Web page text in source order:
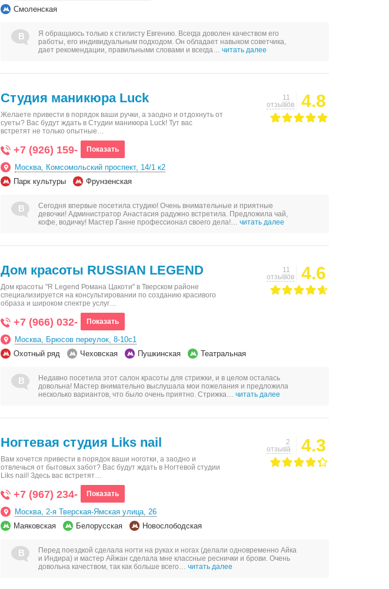
Смоленская
Я обращаюсь только к стилисту Евгению. Всегда доволен качеством его
работы, его индивидуальным подходом. Он обладает навыком советчика,
дает рекомендации, правильными словами и всегда… читать далее
Студия маникюра Luck
Желаете привести в порядок ваши ручки, а заодно и отдохнуть от
суеты? Вас будут ждать в Студии маникюра Luck! Тут вас
встретят не только опытные…
11
отзывов
4.8
+7 (926) 159- Показать
Москва, Комсомольский проспект, 14/1 к2
Парк культуры
Фрунзенская
Сегодня впервые посетила студию! Очень внимательные и приятные
девочки! Администратор Анастасия радужно встретила. Предложила чай,
кофе, водичку! Мастер Ганне профессионал своего дела!… читать далее
Дом красоты RUSSIAN LEGEND
Дом красоты "R Legend Романа Цакоти" в Тверском районе
специализируется на консультировании по созданию красивого
образа и широком спектре услуг…
11
отзывов
4.6
+7 (966) 032- Показать
Москва, Брюсов переулок, 8-10с1
Охотный ряд
Чеховская Пушкинская Театральная
Недавно посетила этот салон красоты для стрижки, и в целом осталась
довольна! Мастер внимательно выслушала мои пожелания и предложила
несколько вариантов, что было очень приятно. Стрижка… читать далее
Ногтевая студия Liks nail
Вам хочется привести в порядок ваши ноготки, а заодно и
отвлечься от бытовых забот? Вас будут ждать в Ногтевой студии
Liks nail! Здесь вас встретят…
2
отзыва
4.3
+7 (967) 234- Показать
Москва, 2-я Тверская-Ямская улица, 26
Маяковская
Белорусская Новослободская
Перед поездкой сделала ногти на руках и ногах (делали одновременно Айка
и Индира) и мастер Айжан сделала мне классные реснички и брови. Очень
довольна качеством, так как больше всего… читать далее